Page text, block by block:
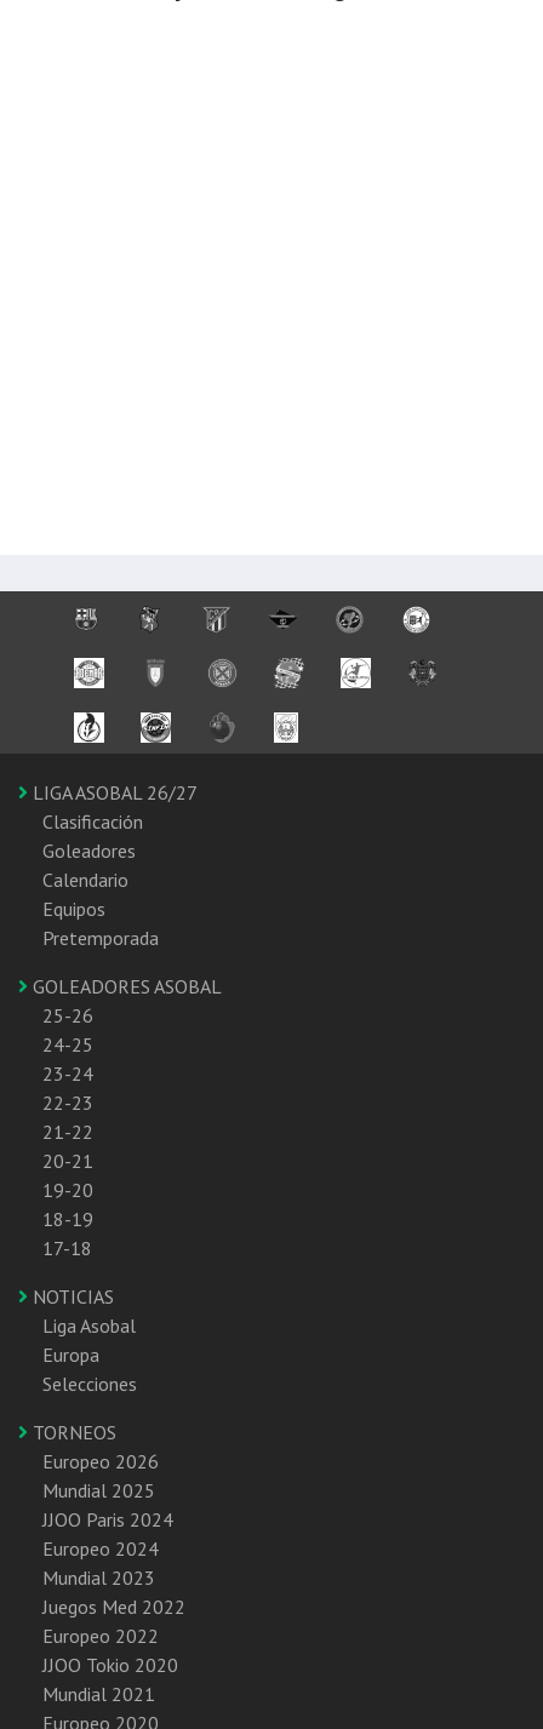
LIGA ASOBAL 26/27
Clasificación
Goleadores
Calendario
Equipos
Pretemporada
GOLEADORES ASOBAL
25-26
24-25
23-24
22-23
21-22
20-21
19-20
18-19
17-18
NOTICIAS
Liga Asobal
Europa
Selecciones
TORNEOS
Europeo 2026
Mundial 2025
JJOO Paris 2024
Europeo 2024
Mundial 2023
Juegos Med 2022
Europeo 2022
JJOO Tokio 2020
Mundial 2021
Europeo 2020